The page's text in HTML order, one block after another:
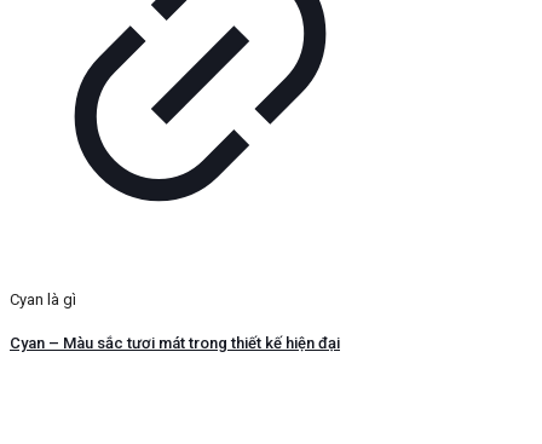
Cyan là gì
Cyan – Màu sắc tươi mát trong thiết kế hiện đại